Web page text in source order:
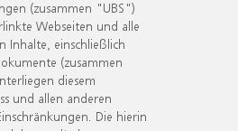
(zusammen "UBS")
Webseiten und alle
Inhalte, einschließlich
(zusammen
diesem
und allen anderen
Die hierin